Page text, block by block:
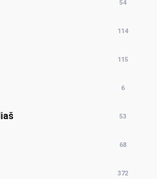
54
114
115
6
53
68
372